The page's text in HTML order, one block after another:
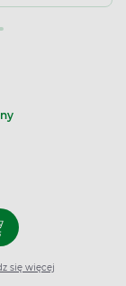
się więcej